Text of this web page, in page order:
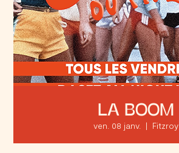
LA BOOM
ven. 08 janv.
  |
Fitzroy